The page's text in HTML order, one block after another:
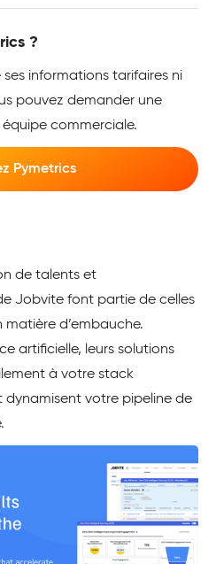
?
ses informations tarifaires ni
pouvez demander une
commerciale.
Pymetrics
de talents et
Jobvite font partie de celles
d’embauche.
artificielle, leurs solutions
à votre stack
votre pipeline de